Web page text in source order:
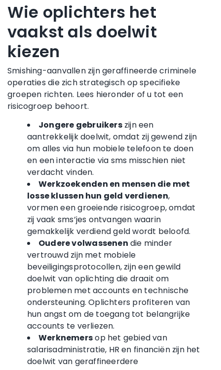
Wie oplichters het
vaakst als doelwit
kiezen
Smishing-aanvallen zijn geraffineerde criminele
operaties die zich strategisch op specifieke
groepen richten. Lees hieronder of u tot een
risicogroep behoort.
Jongere gebruikerszijn een
aantrekkelijk doelwit, omdat zij gewend zijn
om alles via hun mobiele telefoon te doen
en een interactie via sms misschien niet
verdacht vinden.
Werkzoekenden en mensen die met
losse klussen hun geld verdienen,
vormen een groeiende risicogroep, omdat
zij vaak sms’jes ontvangen waarin
gemakkelijk verdiend geld wordt beloofd.
Oudere volwassenen die minder
vertrouwd zijn met mobiele
beveiligingsprotocollen, zijn een gewild
doelwit van oplichting die draait om
problemen met accounts en technische
ondersteuning. Oplichters profiteren van
hun angst om de toegang tot belangrijke
accounts te verliezen.
Werknemersop het gebied van
salarisadministratie, HR en financiën zijn het
doelwit van geraffineerdere